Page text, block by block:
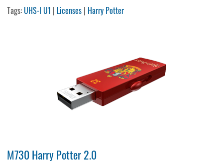
Tags:UHS-I U1 | Licenses | Harry Potter
M730 Harry Potter 2.0